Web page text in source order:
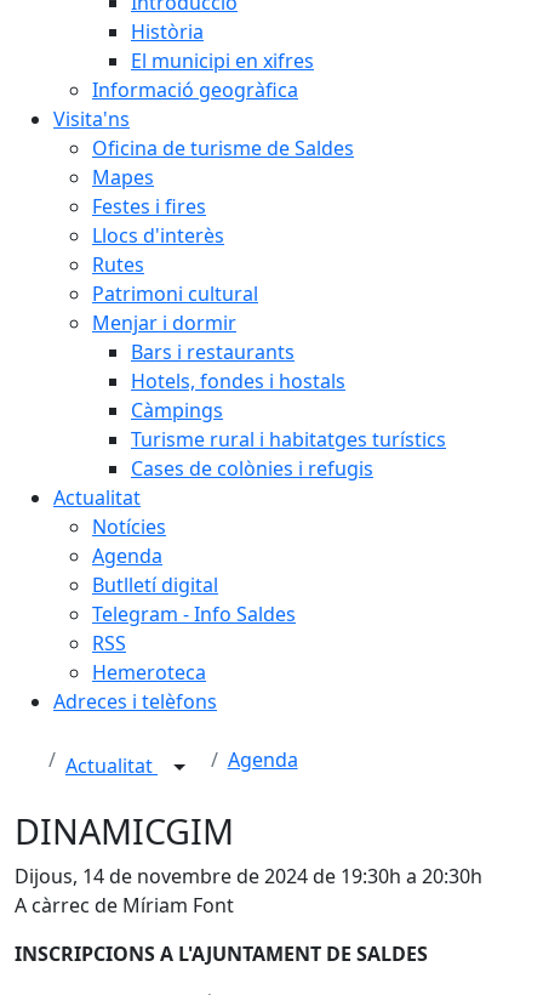
Història
El municipi en xifres
Informació geogràfica
Visita'ns
Oficina de turisme de Saldes
Mapes
Festes i fires
Llocs d'interès
Rutes
Patrimoni cultural
Menjar i dormir
Bars i restaurants
Hotels, fondes i hostals
Càmpings
Turisme rural i habitatges turístics
Cases de colònies i refugis
Actualitat
Notícies
Agenda
Butlletí digital
Telegram - Info Saldes
RSS
Hemeroteca
Adreces i telèfons
Actualitat Agenda
DINAMICGIM
Dijous, 14 de novembre de 2024 de 19:30h a 20:30h
A càrrec de Míriam Font
INSCRIPCIONS A L'AJUNTAMENT DE SALDES